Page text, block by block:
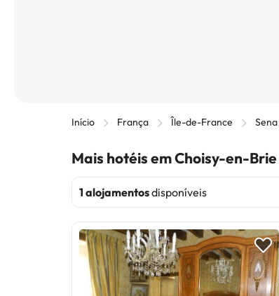
Início França Île-de-France
Mais hotéis em Choisy-en-Brie
1 alojamentosdisponíveis